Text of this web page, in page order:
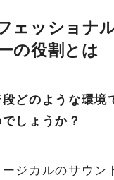
ェッショナ
の役割とは
どのような環境
しょうか？
ジカルのサウン